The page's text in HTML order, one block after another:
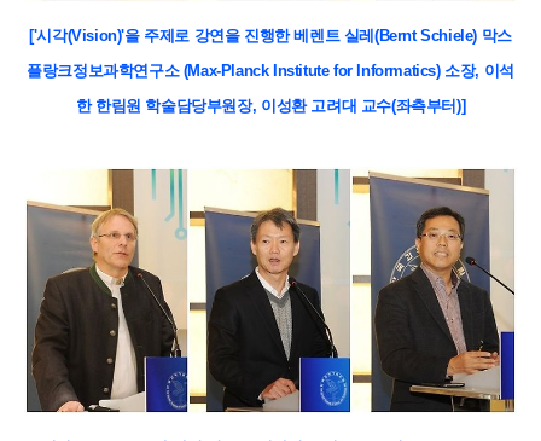
['시각(Vision)'을 주제로 강연을 진행한베렌트 실레 (Bernt Schiele) 막스
플랑크정보과학연구소 (Max-Planck Institute for Informatics) 소장, 이석
한 한림원 학술담당부원장, 이성환 고려대 교수(좌측부터)]